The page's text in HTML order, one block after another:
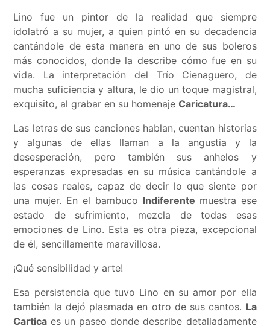
Lino fue un pintor de la realidad que siempre
idolatró a su mujer, a quien pintó en su decadencia
cantándole de esta manera en uno de sus boleros
más conocidos, donde la describe cómo fue en su
vida. La interpretación del Trío Cienaguero, de
mucha suficiencia y altura, le dio un toque magistral,
exquisito, al grabar en su homenajeCaricatura…
Las letras de sus canciones hablan, cuentan historias
y algunas de ellas llaman a la angustia y la
desesperación, pero también sus anhelos y
esperanzas expresadas en su música cantándole a
las cosas reales, capaz de decir lo que siente por
una mujer. En el bambuco Indiferente muestra ese
estado de sufrimiento, mezcla de todas esas
emociones de Lino. Esta es otra pieza, excepcional
de él, sencillamente maravillosa.
¡Qué sensibilidad y arte!
Esa persistencia que tuvo Lino en su amor por ella
también la dejó plasmada en otro de sus cantos. La
Cartica es un paseo donde describe detalladamente